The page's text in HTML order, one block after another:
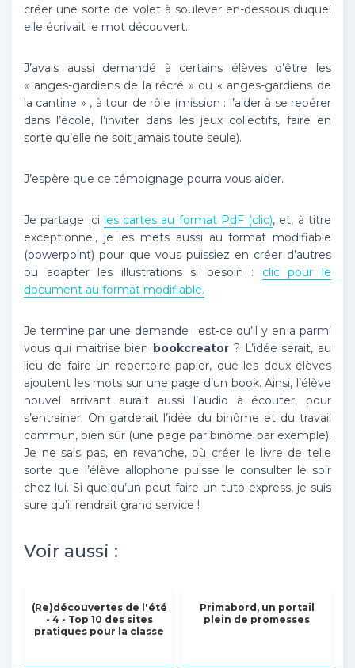
créer une sorte de volet à soulever en-dessous duquel
elle écrivait le mot découvert.
J’avais aussi demandé à certains élèves d’être les
« anges-gardiens de la récré » ou « anges-gardiens de
la cantine » , à tour de rôle (mission : l’aider à se repérer
dans l’école, l’inviter dans les jeux collectifs, faire en
sorte qu’elle ne soit jamais toute seule).
J’espère que ce témoignage pourra vous aider.
Je partage ici les cartes au format PdF (clic), et, à titre
exceptionnel, je les mets aussi au format modifiable
(powerpoint) pour que vous puissiez en créer d’autres
ou adapter les illustrations si besoin : clic pour le
document au format modifiable.
Je termine par une demande : est-ce qu’il y en a parmi
vous qui maitrise bien bookcreator ? L’idée serait, au
lieu de faire un répertoire papier, que les deux élèves
ajoutent les mots sur une page d’un book. Ainsi, l’élève
nouvel arrivant aurait aussi l’audio à écouter, pour
s’entrainer. On garderait l’idée du binôme et du travail
commun, bien sûr (une page par binôme par exemple).
Je ne sais pas, en revanche, où créer le livre de telle
sorte que l’élève allophone puisse le consulter le soir
chez lui. Si quelqu’un peut faire un tuto express, je suis
sure qu’il rendrait grand service !
Voir aussi :
(Re)découvertes de l'été
- 4 - Top 10 des sites
pratiques pour la classe
Primabord, un portail
plein de promesses